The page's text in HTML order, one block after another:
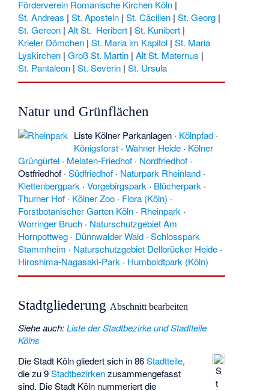
Förderverein Romanische Kirchen Köln |
St. Andreas |St. Aposteln |St. Cäcilien |St. Georg |
St. Gereon |Alt St. Heribert |St. Kunibert |
Krieler Dömchen |St. Maria im Kapitol |St. Maria
Lyskirchen |Groß St. Martin |Alt St. Maternus |
St. Pantaleon |St. Severin |St. Ursula
Natur und Grünflächen
Liste Kölner Parkanlagen · Kölnpfad ·
Königsforst ·Wahner Heide · Kölner
Grüngürtel · Melaten-Friedhof · Nordfriedhof ·
Ostfriedhof ·Südfriedhof · Naturpark Rheinland ·
Klettenbergpark ·Vorgebirgspark · Blücherpark ·
Thurner Hof · Kölner Zoo · Flora (Köln) ·
Forstbotanischer Garten Köln · Rheinpark ·
Worringer Bruch · Naturschutzgebiet Am
Hornpottweg · Dünnwalder Wald ·Schlosspark
Stammheim · Naturschutzgebiet Dellbrücker Heide ·
Hiroshima-Nagasaki-Park · Humboldtpark (Köln)
StadtgliederungAbschnitt bearbeiten
Siehe auch:Liste der Stadtbezirke und Stadtteile
Kölns
S
t
Die Stadt Köln gliedert sich in 86Stadtteile,
die zu 9Stadtbezirkenzusammengefasst
sind. Die Stadt Köln nummeriert die